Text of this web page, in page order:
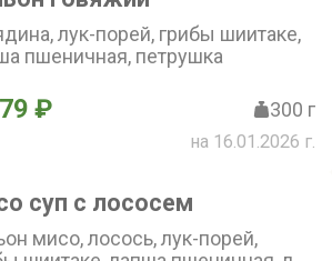
лук-порей, грибы шиитаке,
пшеничная, петрушка
₽ 300 г
на 16.01.2026 г.
суп с лососем
мисо, лосось, лук-порей,